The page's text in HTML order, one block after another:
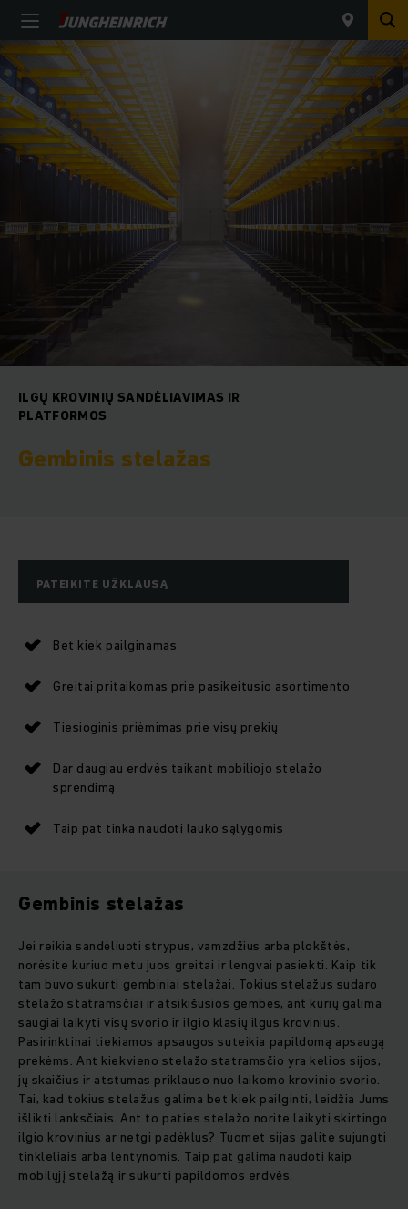
ILGŲ KROVINIŲ SANDĖLIAVIMAS IR
PLATFORMOS
Gembinis stelažas
PATEIKITE UŽKLAUSĄ
Bet kiek pailginamas
Greitai pritaikomas prie pasikeitusio asortimento
Tiesioginis priėmimas prie visų prekių
Dar daugiau erdvės taikant mobiliojo stelažo
sprendimą
Taip pat tinka naudoti lauko sąlygomis
Gembinis stelažas
Jei reikia sandėliuoti strypus, vamzdžius arba plokštės,
norėsite kuriuo metu juos greitai ir lengvai pasiekti. Kaip tik
tam buvo sukurti gembiniai stelažai. Tokius stelažus sudaro
stelažo statramsčiai ir atsikišusios gembės, ant kurių galima
saugiai laikyti visų svorio ir ilgio klasių ilgus krovinius.
Pasirinktinai tiekiamos apsaugos suteikia papildomą apsaugą
prekėms. Ant kiekvieno stelažo statramsčio yra kelios sijos,
jų skaičius ir atstumas priklauso nuo laikomo krovinio svorio.
Tai, kad tokius stelažus galima bet kiek pailginti, leidžia Jums
išlikti lanksčiais. Ant to paties stelažo norite laikyti skirtingo
ilgio krovinius ar netgi padėklus? Tuomet sijas galite sujungti
tinkleliais arba lentynomis. Taip pat galima naudoti kaip
mobilųjį stelažą ir sukurti papildomos erdvės.